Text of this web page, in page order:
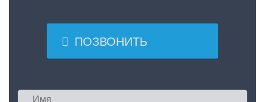
 ПОЗВОНИТЬ